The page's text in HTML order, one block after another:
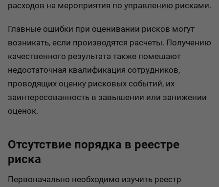
расходов на мероприятия по управлению рисками.
Главные ошибки при оценивании рисков могут
возникать, если производятся расчеты. Получению
качественного результата также помешают
недостаточная квалификация сотрудников,
проводящих оценку рисковых событий, их
заинтересованность в завышении или занижении
оценок.
Отсутствие порядка в реестре
риска
Первоначально необходимо изучить реестр